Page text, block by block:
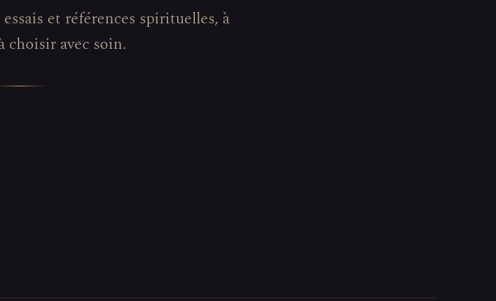
et références spirituelles, à
choisir avec soin.